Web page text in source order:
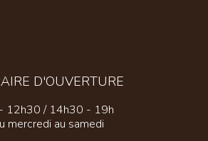
D'OUVERTURE
12h30 / 14h30 - 19h
mercredi au samedi